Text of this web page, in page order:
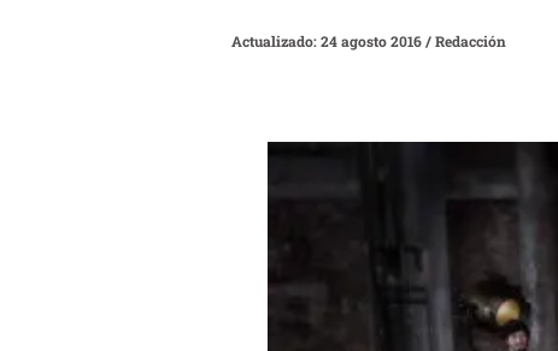
Actualizado: 24 agosto 2016/Redacción